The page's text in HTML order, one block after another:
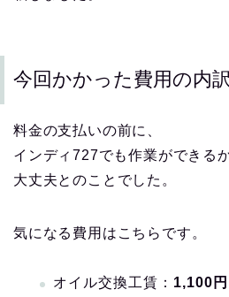
今回かかった費用の内訳
料金の支払いの前に、
インディ727でも作業ができる
大丈夫とのことでした。
気になる費用はこちらです。
オイル交換工賃： 1,100円